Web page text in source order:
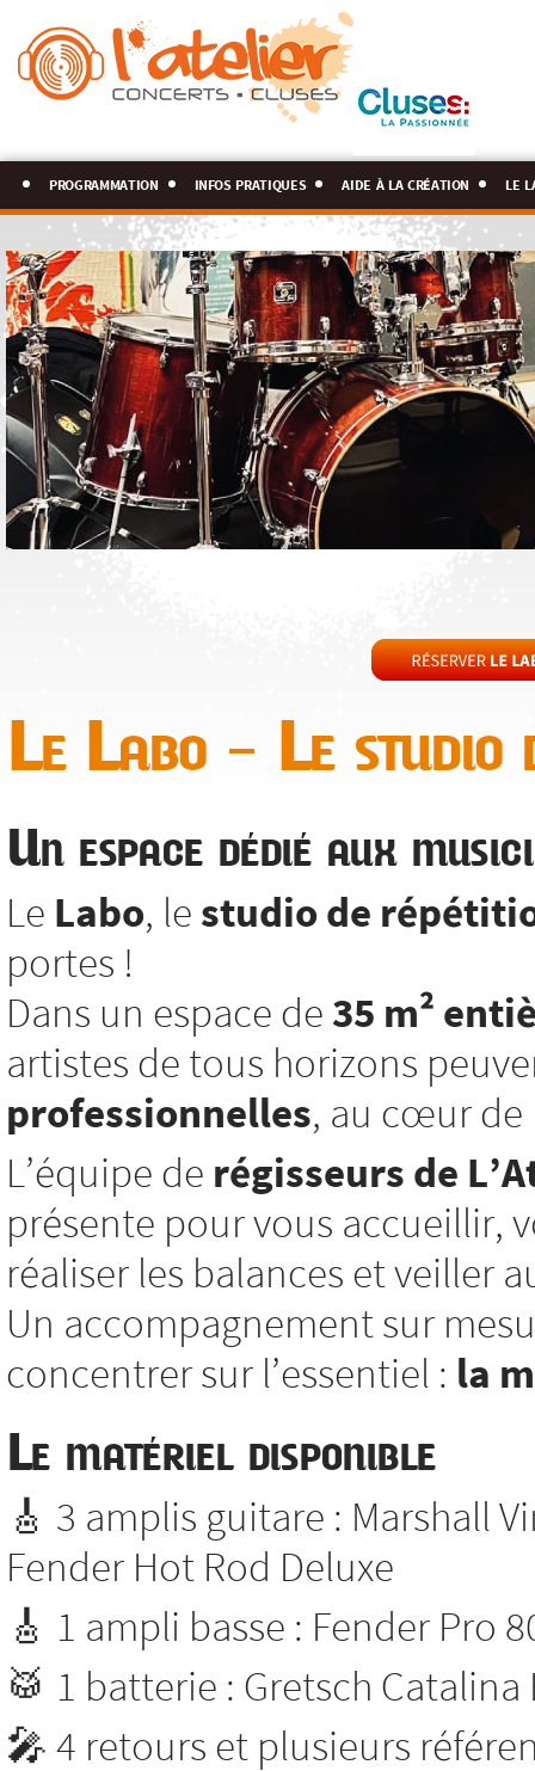
programmation infos pratiques aide à la création le
Le Labo – Le studio
Un espace dédié aux
Le Labo, le studio de
portes !
Dans un espace de 35 m²
artistes de tous horizons
professionnelles, au cœur de
L’équipe de régisseurs de
présente pour vous accueillir,
réaliser les balances et veiller
Un accompagnement sur
concentrer sur l’essentiel : la
Le matériel disponible
🎸 3 amplis guitare : Marshall
Fender Hot Rod Deluxe
🎸 1 ampli basse : Fender Pro
🥁 1 batterie : Gretsch Catalina
🎤 4 retours et plusieurs